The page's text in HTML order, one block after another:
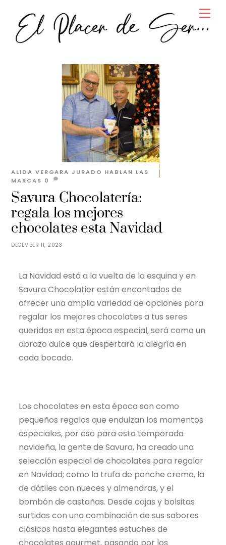
content
DECEMBER 11, 2023
Savura Chocolatería:
regala los mejores
chocolates esta Navidad
ALIDA VERGARA JURADO HABLAN LAS
MARCAS 0
La Navidad está a la vuelta de la esquina y en
Savura Chocolatier están encantados de
ofrecer una amplia variedad de opciones para
regalar los mejores chocolates a tus seres
queridos en esta época especial, será como un
abrazo dulce que despertará la alegría en
cada bocado.
Los chocolates en esta época son como
pequeños regalos que endulzan los momentos
especiales, por eso para esta temporada
navideña, la gente de Savura, ha creado una
selección especial de chocolates para regalar
en Navidad; como la trufa de ponche crema, la
de dátiles con nueces y almendras, y el
bombón de castañas. Desde cajas y bolsitas
surtidas con una combinación de sus sabores
clásicos hasta elegantes estuches de
chocolates gourmet, pasando por los